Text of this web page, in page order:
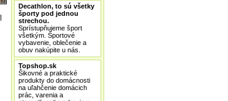
Decathlon, to sú všetky
športy pod jednou
strechou.
Sprístupňujeme šport
všetkým. Športové
vybavenie, oblečenie a
obuv nakúpite u nás.
Topshop.sk
Šikovné a praktické
produkty do domácnosti
na uľahčenie domácich
prác, varenia a